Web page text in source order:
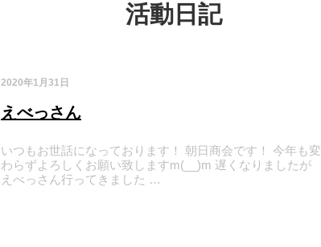
活動日記
2020年1月31日
えべっさん
いつもお世話になっております！ 朝日商会です！ 今年も変
わらずよろしくお願い致しますm(__)m 遅くなりましたが
えべっさん行ってきました …